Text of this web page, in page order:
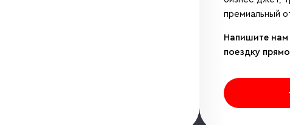
премиальный
Напишите
поездку